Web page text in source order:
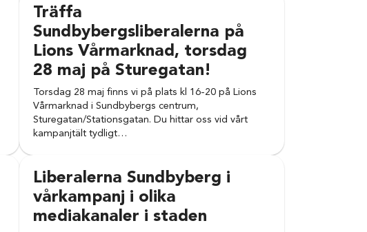
Träffa
Sundbybergsliberalerna på
Lions Vårmarknad, torsdag
28 maj på Sturegatan!
Torsdag 28 maj finns vi på plats kl 16-20 på Lions
Vårmarknad i Sundbybergs centrum,
Sturegatan/Stationsgatan. Du hittar oss vid vårt
kampanjtält tydligt…
Liberalerna Sundbyberg i
vårkampanj i olika
mediakanaler i staden